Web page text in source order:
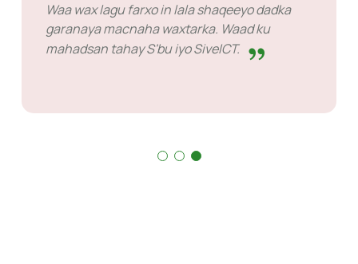
Waa wax lagu farxo in lala shaqeeyo dadka
garanaya macnaha waxtarka. Waad ku
mahadsan tahay S'bu iyo SiveICT.